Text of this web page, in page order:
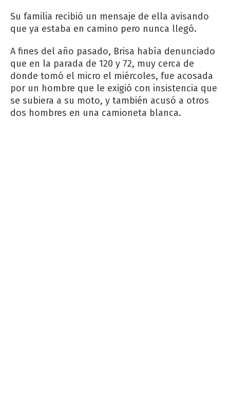
Su familia recibió un mensaje de ella avisando
que ya estaba en camino pero nunca llegó.
A fines del año pasado, Brisa había denunciado
que en la parada de 120 y 72, muy cerca de
donde tomó el micro el miércoles, fue acosada
por un hombre que le exigió con insistencia que
se subiera a su moto, y también acusó a otros
dos hombres en una camioneta blanca.